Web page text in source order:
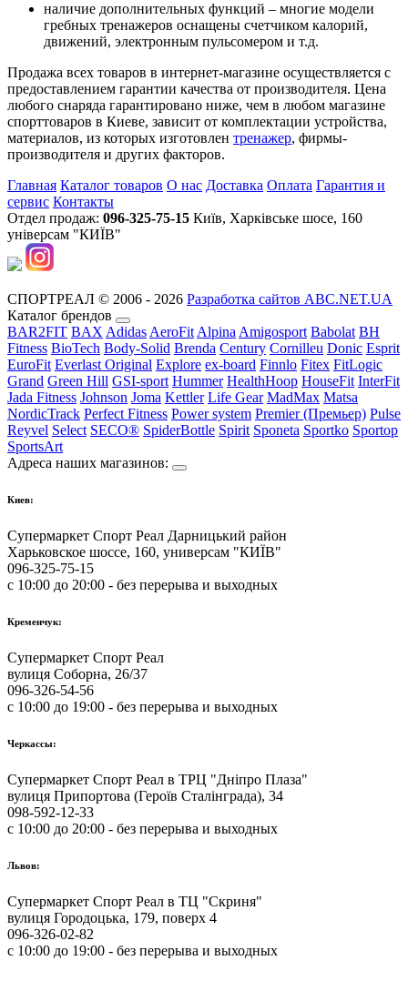
наличие дополнительных функций – многие модели
гребных тренажеров оснащены счетчиком калорий,
движений, электронным пульсомером и т.д.
Продажа всех товаров в интернет-магазине осуществляется с
предоставлением гарантии качества от производителя. Цена
любого снаряда гарантировано ниже, чем в любом магазине
спорттоваров в Киеве, зависит от комплектации устройства,
материалов, из которых изготовлен тренажер, фирмы-
производителя и других факторов.
Главная Каталог товаров О нас Доставка Оплата Гарантия и
сервис Контакты
Отдел продаж: 096-325-75-15 Київ, Харківське шосе, 160
універсам "КИЇВ"
СПОРТРЕАЛ © 2006 - 2026 Разработка сайтов ABC.NET.UA
Каталог брендов
BAR2FIT BAX Adidas AeroFit Alpina Amigosport Babolat BH
Fitness BioTech Body-Solid Brenda Century Cornilleu Donic Esprit
EuroFit Everlast Original Explore ex-board Finnlo Fitex FitLogic
Grand Green Hill GSI-sport Hummer HealthHoop HouseFit InterFit
Jada Fitness Johnson Joma Kettler Life Gear MadMax Matsa
NordicTrack Perfect Fitness Power system Premier (Премьер) Pulse
Reyvel Select SECO® SpiderBottle Spirit Sponeta Sportko Sportop
SportsArt
Адреса наших магазинов:
Киев:
Супермаркет Спорт Реал Дарницький район
Харьковское шоссе, 160, универсам "КИЇВ"
096-325-75-15
с 10:00 до 20:00 - без перерыва и выходных
Кременчук:
Супермаркет Спорт Реал
вулиця Соборна, 26/37
096-326-54-56
с 10:00 до 19:00 - без перерыва и выходных
Черкассы:
Супермаркет Спорт Реал в ТРЦ "Дніпро Плаза"
вулиця Припортова (Героїв Сталінграда), 34
098-592-12-33
с 10:00 до 20:00 - без перерыва и выходных
Львов:
Супермаркет Спорт Реал в ТЦ "Скриня"
вулиця Городоцька, 179, поверх 4
096-326-02-82
с 10:00 до 19:00 - без перерыва и выходных